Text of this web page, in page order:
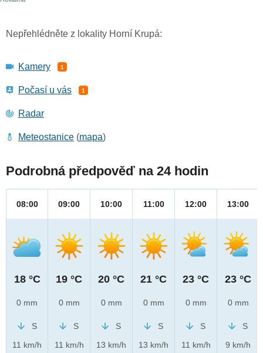
Nepřehlédněte z lokality Horní Krupá:
Kamery 1
Počasí u vás 1
Radar
Meteostanice (mapa)
Podrobná předpověď na 24 hodin
08:00
18 °C
0 mm
S
11 km/h
09:00
19 °C
0 mm
S
11 km/h
10:00
20 °C
0 mm
S
13 km/h
11:00
21 °C
0 mm
S
13 km/h
12:00
23 °C
0 mm
S
11 km/h
13:00
23 °C
0 mm
S
9 km/h